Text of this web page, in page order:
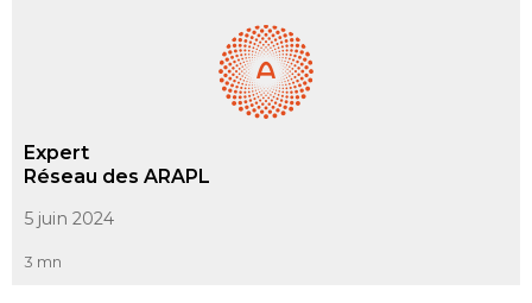
Expert
Réseau des ARAPL
5 juin 2024
3 mn